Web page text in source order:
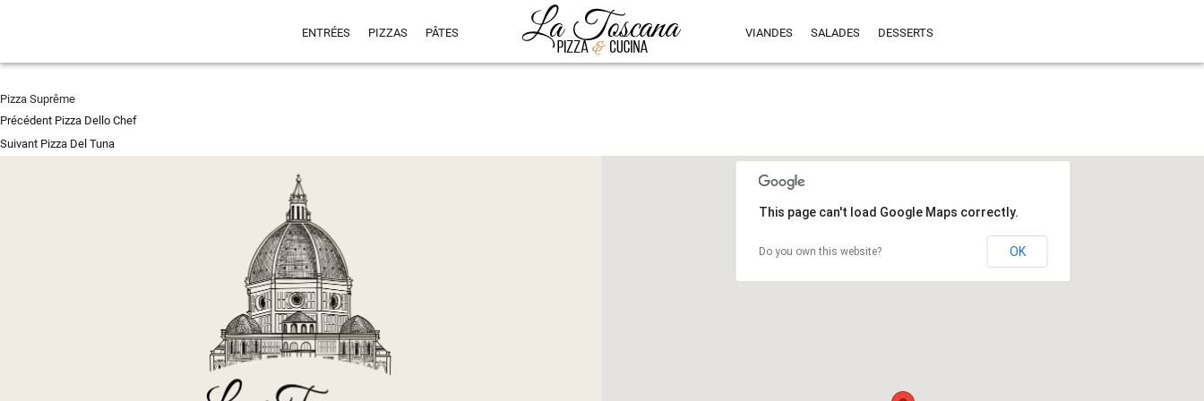
ENTRÉES PIZZAS PÂTES VIANDES SALADES DESSERTS
Pizza Suprême
Navigation
de
Précédent Article
précédent :
Pizza Dello Chef
Suivant Article
Pizza Del Tuna
This page can't load Google Maps correctly.
Do you own this website? OK